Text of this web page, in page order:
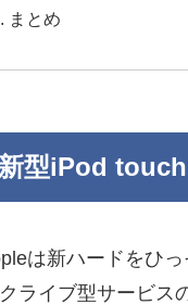
まとめ
型iPod
は新ハードをひ
ライブ型サービス